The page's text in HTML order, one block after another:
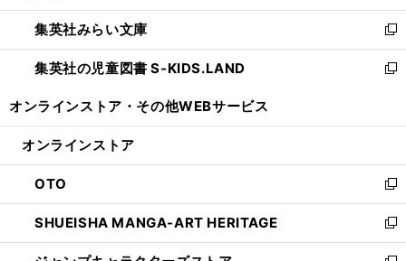
開
く
ウ
で
開
く
ン
ド
ウ
で
ウ
ィ
ン
ド
開
集英社みらい文庫
新
し
い
ン
ウ
で
開
く
集英社の児童図書 S-KIDS.LAND
新
ウ
ン
ド
ウ
で
開
オンラインストア・ その他WEBサービス
オンラインストア
OTO
新
し
い
ウ
SHUEISHA MANGA-ART HERITAGE
新
し